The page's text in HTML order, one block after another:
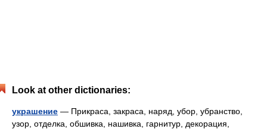
Look at other dictionaries:
украшение — Прикраса, закраса, наряд, убор, убранство,
узор, отделка, обшивка, нашивка, гарнитур, декорация,